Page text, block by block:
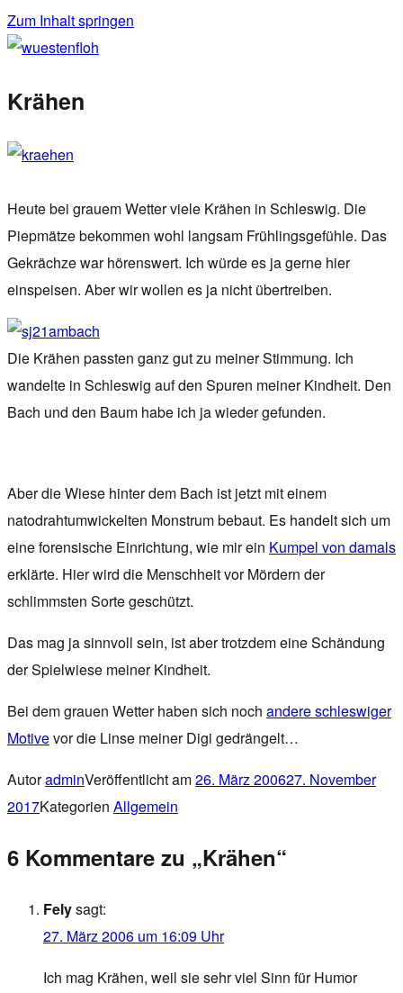
Zum Inhalt springen
wuestenfloh
Krähen
Heute bei grauem Wetter viele Krähen in Schleswig. Die
Piepmätze bekommen wohl langsam Frühlingsgefühle. Das
Gekrächze war hörenswert. Ich würde es ja gerne hier
einspeisen. Aber wir wollen es ja nicht übertreiben.
Die Krähen passten ganz gut zu meiner Stimmung. Ich
wandelte in Schleswig auf den Spuren meiner Kindheit. Den
Bach und den Baum habe ich ja wieder gefunden.
Aber die Wiese hinter dem Bach ist jetzt mit einem
natodrahtumwickelten Monstrum bebaut. Es handelt sich um
eine forensische Einrichtung, wie mir ein Kumpel von damals
erklärte. Hier wird die Menschheit vor Mördern der
schlimmsten Sorte geschützt.
Das mag ja sinnvoll sein, ist aber trotzdem eine Schändung
der Spielwiese meiner Kindheit.
Bei dem grauen Wetter haben sich noch andere schleswiger
Motivevor die Linse meiner Digi gedrängelt…
AutoradminVeröffentlicht am26. März 200627. November
2017Kategorien Allgemein
6 Kommentare zu „Krähen“
Felysagt:
27. März 2006 um 16:09 Uhr
Ich mag Krähen, weil sie sehr viel Sinn für Humor